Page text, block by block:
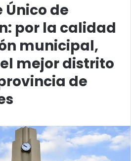
Único de
por la calidad
municipal,
mejor distrito
de